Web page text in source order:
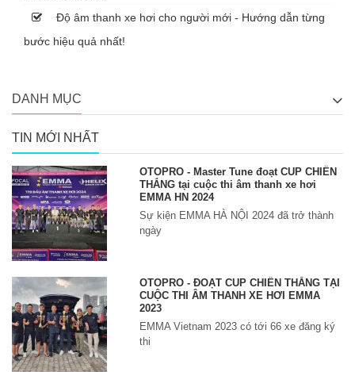
Độ âm thanh xe hơi cho người mới - Hướng dẫn từng
bước hiệu quả nhất!
DANH MỤC
TIN MỚI NHẤT
OTOPRO - Master Tune đoạt CUP CHIẾN
THẮNG tại cuộc thi âm thanh xe hơi
EMMA HN 2024
Sự kiện EMMA HÀ NỘI 2024 đã trở thành
ngày
OTOPRO - ĐOẠT CUP CHIẾN THẮNG TẠI
CUỘC THI ÂM THANH XE HƠI EMMA
2023
EMMA Vietnam 2023 có tới 66 xe đăng ký
thi